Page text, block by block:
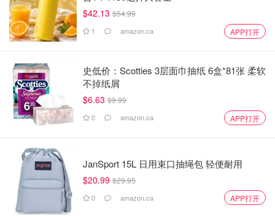
$42.13 $54.99
1 amazon.ca APP打开
史低价：Scotties 3层面巾抽纸 6盒*81张 柔软
不掉纸屑
$6.63 $9.99
0 amazon.ca APP打开
JanSport 15L 日用束口抽绳包 轻便耐用
$20.99 $29.95
0 amazon.ca APP打开